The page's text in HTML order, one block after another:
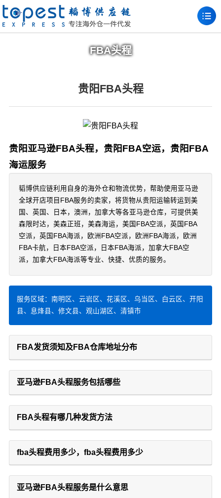
FBA头程
贵阳FBA头程
贵阳亚马逊FBA头程，贵阳FBA空运，贵阳FBA
海运服务
韬博供应链利用自身的海外仓和物流优势，帮助使用亚马逊
全球开店项目FBA服务的卖家，将货物从贵阳运输转运到美
国、英国、日本，澳洲，加拿大等各亚马逊仓库，可提供美
森限时达，美森正班，美森海运，美国FBA空派，英国FBA
空派，英国FBA海派，欧洲FBA空派，欧洲FBA海派，欧洲
FBA卡航，日本FBA空派，日本FBA海派，加拿大FBA空
派，加拿大FBA海派等专业、快捷、优质的服务。
服务区域：南明区、云岩区、花溪区、乌当区、白云区、开阳
县、息烽县、修文县、观山湖区、清镇市
FBA发货须知及FBA仓库地址分布
亚马逊FBA头程服务包括哪些
FBA头程有哪几种发货方法
fba头程费用多少，fba头程费用多少
亚马逊FBA头程服务是什么意思